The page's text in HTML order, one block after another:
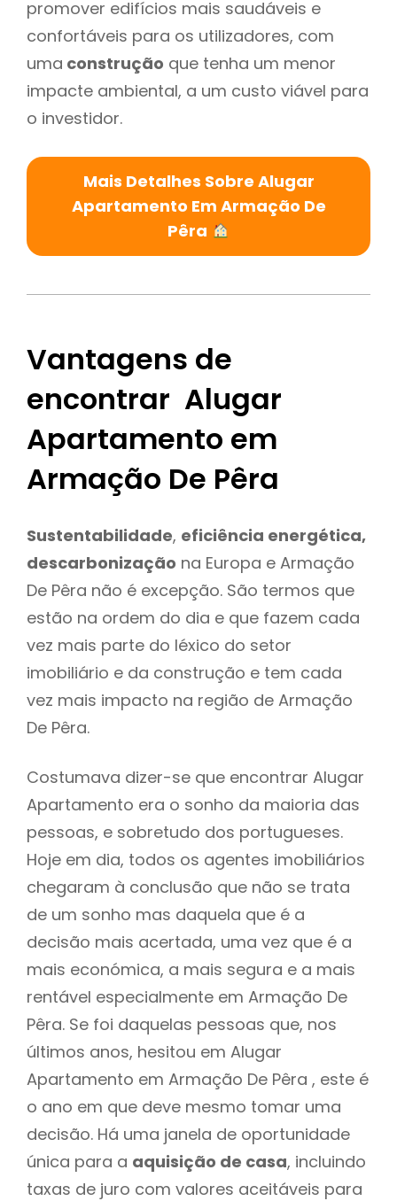
promover edifícios mais saudáveis e
confortáveis para os utilizadores, com
uma construção que tenha um menor
impacte ambiental, a um custo viável para
o investidor.
Mais Detalhes Sobre Alugar
Apartamento Em Armação De
Pêra
Vantagens de
encontrar Alugar
Apartamento em
Armação De Pêra
Sustentabilidade, eficiência energética,
descarbonização na Europa e Armação
De Pêra não é excepção. São termos que
estão na ordem do dia e que fazem cada
vez mais parte do léxico do setor
imobiliário e da construção e tem cada
vez mais impacto na região de Armação
De Pêra.
Costumava dizer-se que encontrar Alugar
Apartamento era o sonho da maioria das
pessoas, e sobretudo dos portugueses.
Hoje em dia, todos os agentes imobiliários
chegaram à conclusão que não se trata
de um sonho mas daquela que é a
decisão mais acertada, uma vez que é a
mais económica, a mais segura e a mais
rentável especialmente em Armação De
Pêra. Se foi daquelas pessoas que, nos
últimos anos, hesitou em Alugar
Apartamento em Armação De Pêra , este é
o ano em que deve mesmo tomar uma
decisão. Há uma janela de oportunidade
única para a aquisição de casa, incluindo
taxas de juro com valores aceitáveis para